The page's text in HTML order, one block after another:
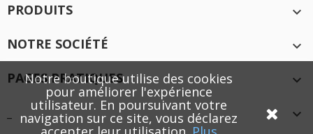
PRODUITS

NOTRE SOCIÉTÉ

PAGES PRATIQUES


Notre boutique utilise des cookies
pour améliorer l'expérience
utilisateur. En poursuivant votre
navigation sur ce site, vous déclarez